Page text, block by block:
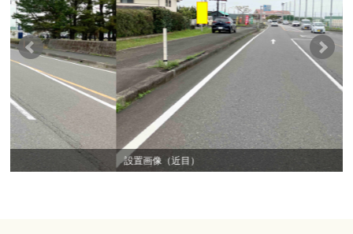
設置画像（近目）